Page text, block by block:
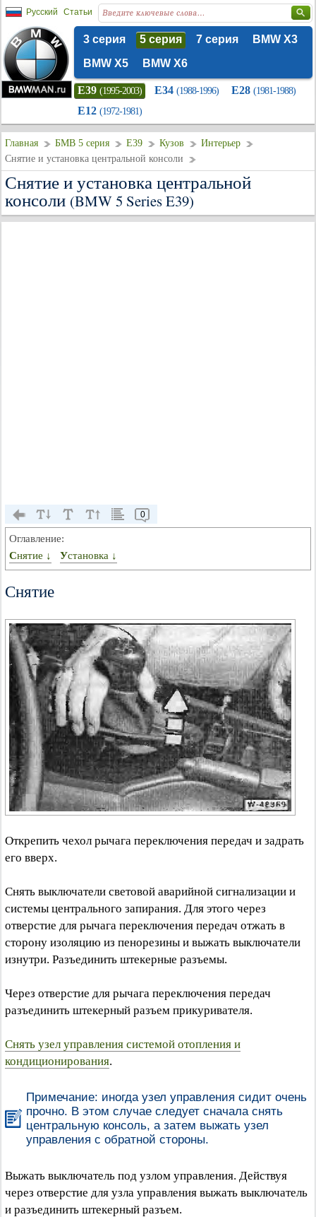
Русский Статьи
3 серия 5 серия 7 серия
BMW X3
BMW X5
BMW X6
E39 (1995-2003) E34 (1988-1996) E28 (1981-1988)
E12 (1972-1981)
Главная БМВ 5 серия E39 Кузов
Интерьер
Снятие и установка центральной консоли
Снятие и установка центральной
консоли (BMW 5 Series E39)
0
Оглавление:
Снятие ↓
Установка ↓
Снятие
Открепить чехол рычага переключения передач и задрать
его вверх.
Снять выключатели световой аварийной сигнализации и
системы центрального запирания. Для этого через
отверстие для рычага переключения передач отжать в
сторону изоляцию из пенорезины и выжать выключатели
изнутри. Разъединить штекерные разъемы.
Через отверстие для рычага переключения передач
разъединить штекерный разъем прикуривателя.
Снять узел управления системой отопления и
кондиционирования.
Примечание: иногда узел управления сидит очень
прочно. В этом случае следует сначала снять
центральную консоль, а затем выжать узел
управления с обратной стороны.
Выжать выключатель под узлом управления. Действуя
через отверстие для узла управления выжать выключатель
и разъединить штекерный разъем.